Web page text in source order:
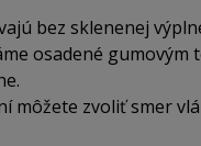
bez sklenenej
osadené gumovým
môžete zvoliť smer